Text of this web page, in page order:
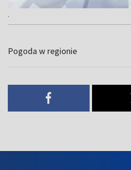
.
Pogoda w regionie